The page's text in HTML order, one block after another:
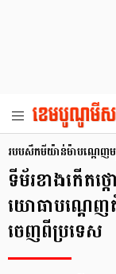
របបសឹកមីយ៉ាន់ម៉ាបណ្តេញម
ទីម័រខាងកើត
យោធាបណ្តេញ
ចេញពីប្រទេស